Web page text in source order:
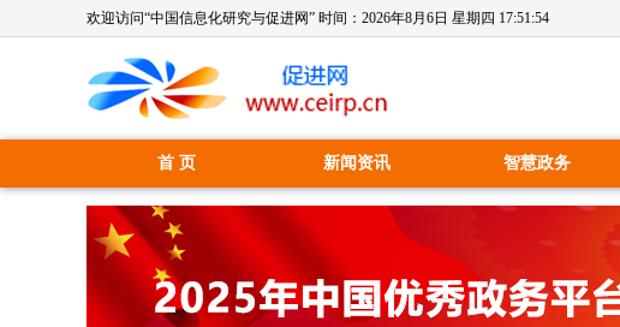
欢迎访问“中国信息化研究与促进网” 时间： 2026年8月6日 星期四 17:51:54
首 页 新闻资讯 智慧政务